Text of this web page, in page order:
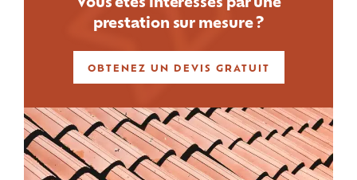
prestation sur mesure ?
OBTENEZ UN DEVIS GRATUIT